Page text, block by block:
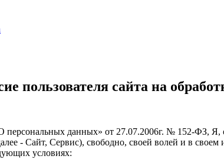
пользователя сайта на
персональных данных» от 27.07.2006г. № 152-ФЗ,
- Сайт, Сервис), свободно, своей волей и в
условиях: